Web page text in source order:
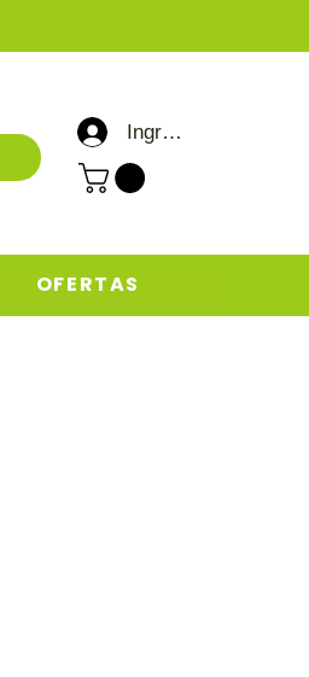
Ingresar /
OFERTAS